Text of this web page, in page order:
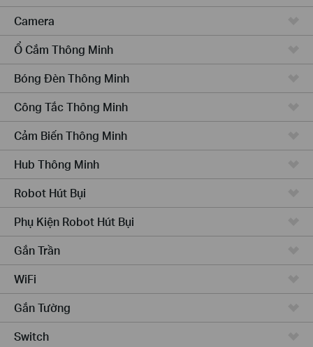
Camera
Ổ Cắm Thông Minh
Bóng Đèn Thông Minh
Công Tắc Thông Minh
Cảm Biến Thông Minh
Hub Thông Minh
Robot Hút Bụi
Phụ Kiện Robot Hút Bụi
Gắn Trần
WiFi
Gắn Tường
Switch